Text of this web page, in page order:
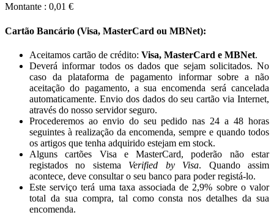
Montante : 0,01 €
Cartão Bancário (Visa, MasterCard ou MBNet):
Aceitamos cartão de crédito: Visa, MasterCard e MBNet.
Deverá informar todos os dados que sejam solicitados. No
caso da plataforma de pagamento informar sobre a não
aceitação do pagamento, a sua encomenda será cancelada
automaticamente. Envio dos dados do seu cartão via Internet,
através do nosso servidor seguro.
Procederemos ao envio do seu pedido nas 24 a 48 horas
seguintes à realização da encomenda, sempre e quando todos
os artigos que tenha adquirido estejam em stock.
Alguns cartões Visa e MasterCard, poderão não estar
registados no sistema Verified by Visa. Quando assim
acontece, deve consultar o seu banco para poder registá-lo.
Este serviço terá uma taxa associada de 2,9% sobre o valor
total da sua compra, tal como consta nos detalhes da sua
encomenda.